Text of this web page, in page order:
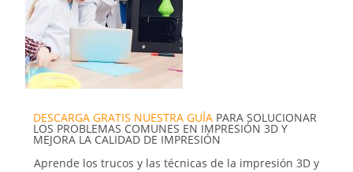
DESCARGA GRATIS NUESTRA GUÍA PARA SOLUCIONAR
LOS PROBLEMAS COMUNES EN IMPRESIÓN 3D Y
MEJORA LA CALIDAD DE IMPRESIÓN
Aprende los trucos y las técnicas de la impresión 3D y